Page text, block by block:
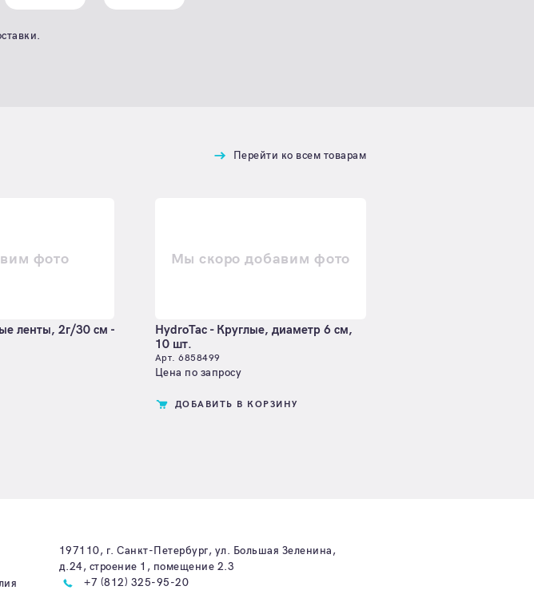
Перейти ко всем товарам
фото
ленты, 2г/30 см -
Мы скоро добавим фото
HydroTac - Круглые, диаметр 6 см,
10 шт.
Арт. 6858499
Цена по запросу
ДОБАВИТЬ В КОРЗИНУ
197110, г. Санкт-Петербург, ул. Большая Зеленина,
д.24, строение 1, помещение 2.3
+7 (812) 325-95-20